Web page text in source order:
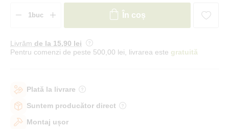
În coș
Livrăm de la 15,90 lei
Pentru comenzi de peste 500,00 lei, livrarea este gratuită
Plată la livrare
Suntem producător direct
Montaj ușor